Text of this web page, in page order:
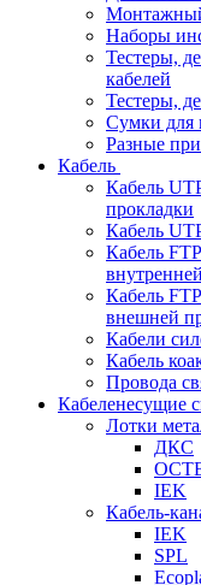
Наборы
Тестеры,
кабелей
Тестеры,
Сумки для
Разные
Кабель
Кабель
прокладки
Кабель
Кабель
Кабель
внешней
Кабели
Кабель
Провода
Кабеленесущие
Лотки
ДКС
IEK
Кабель-
IEK
SPL